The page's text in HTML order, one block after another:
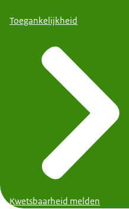
Toegankelijkheid
Kwetsbaarheid melden